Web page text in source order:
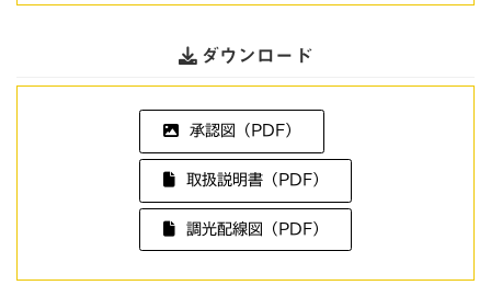
ダウンロード
承認図（PDF）
取扱説明書（PDF）
調光配線図（PDF）